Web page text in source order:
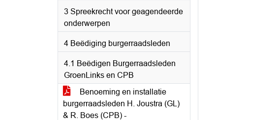
3 Spreekrecht voor geagendeerde
onderwerpen
4 Beëdiging burgerraadsleden
4.1 Beëdigen Burgerraadsleden
GroenLinks en CPB
Benoeming en installatie
burgerraadsleden H. Joustra (GL)
& R. Boes (CPB) -